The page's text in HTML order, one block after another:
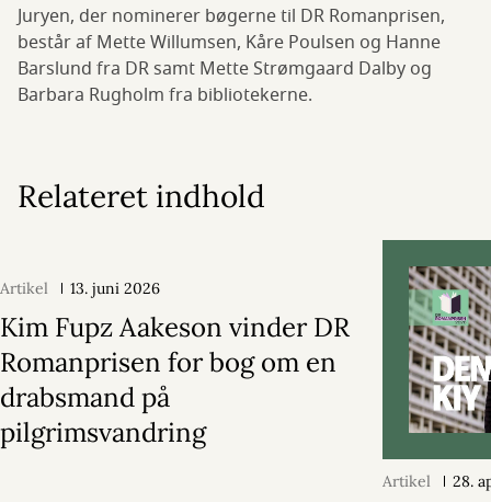
Juryen, der nominerer bøgerne til DR Romanprisen,
består af Mette Willumsen, Kåre Poulsen og Hanne
Barslund fra DR samt Mette Strømgaard Dalby og
Barbara Rugholm fra bibliotekerne.
Relateret indhold
Artikel 13. juni 2026
Kim Fupz Aakeson vinder DR
Romanprisen for bog om en
drabsmand på
pilgrimsvandring
Artikel 28.